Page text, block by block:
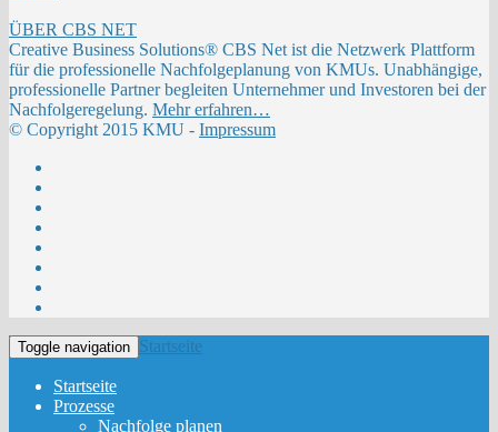
ÜBER CBS NET
Creative Business Solutions® CBS Net ist die Netzwerk Plattform
für die professionelle Nachfolgeplanung von KMUs. Unabhängige,
professionelle Partner begleiten Unternehmer und Investoren bei der
Nachfolgeregelung. Mehr erfahren…
© Copyright 2015 KMU - Impressum
Toggle navigation Startseite
Startseite
Prozesse
Nachfolge planen